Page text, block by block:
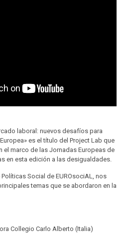
laboral: nuevos desafíos para
es el título del Project Lab que
el marco de las Jornadas Europeas de
en esta edición a las desigualdades.
Social de EUROsociAL, nos
temas que se abordaron en la
Collegio Carlo Alberto (Italia)